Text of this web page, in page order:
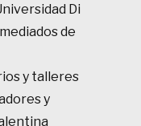
Di
de
y talleres
y